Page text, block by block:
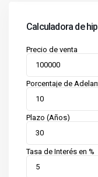
Calculadora de
Precio de venta
Porcentaje de
Plazo (Años)
Tasa de Interés en %